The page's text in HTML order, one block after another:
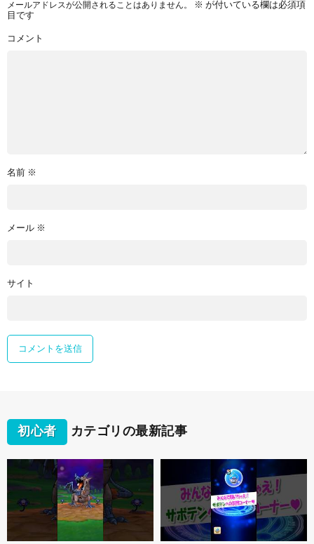
メールアドレスが公開されることはありません。 ※ が付いている欄は必須項
目です
コメント
名前 ※
メール ※
サイト
初心者 カテゴリの最新記事